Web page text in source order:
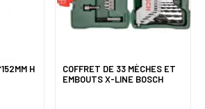
H
COFFRET DE 33 MÈCHES ET
EMBOUTS X-LINE BOSCH